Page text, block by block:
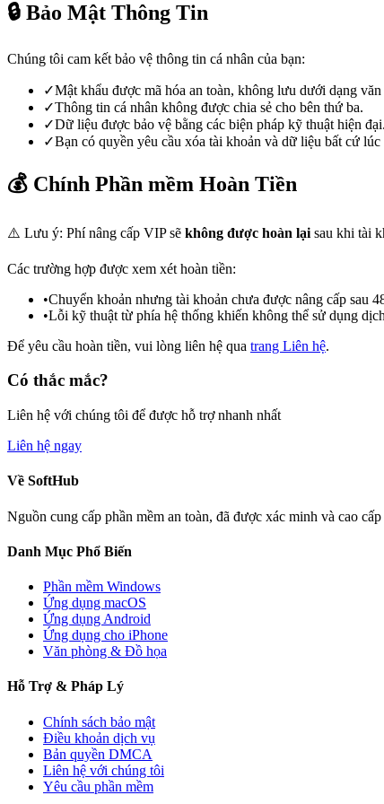
🔒 Bảo Mật Thông Tin
Chúng tôi cam kết bảo vệ thông tin cá nhân của bạn:
✓Mật khẩu được mã hóa an toàn, không lưu dưới dạng
✓Thông tin cá nhân không được chia sẻ cho bên thứ ba.
✓Dữ liệu được bảo vệ bằng các biện pháp kỹ thuật hiện đại.
✓Bạn có quyền yêu cầu xóa tài khoản và dữ liệu bất cứ lúc
💰 Chính Phần mềm Hoàn Tiền
⚠️ Lưu ý: Phí nâng cấp VIP sẽ không được hoàn lại sau khi tài
Các trường hợp được xem xét hoàn tiền:
•Chuyển khoản nhưng tài khoản chưa được nâng cấp sau
•Lỗi kỹ thuật từ phía hệ thống khiến không thể sử dụng
Để yêu cầu hoàn tiền, vui lòng liên hệ qua trang Liên hệ.
Có thắc mắc?
Liên hệ với chúng tôi để được hỗ trợ nhanh nhất
Liên hệ ngay
Về SoftHub
Nguồn cung cấp phần mềm an toàn, đã được xác minh và cao
Danh Mục Phổ Biến
Phần mềm Windows
Ứng dụng macOS
Ứng dụng Android
Ứng dụng cho iPhone
Văn phòng & Đồ họa
Hỗ Trợ & Pháp Lý
Chính sách bảo mật
Điều khoản dịch vụ
Bản quyền DMCA
Liên hệ với chúng tôi
Yêu cầu phần mềm